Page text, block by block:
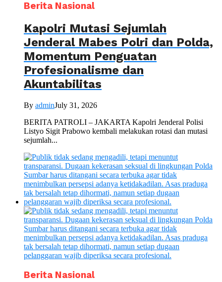
Berita Nasional
Kapolri Mutasi Sejumlah
Jenderal Mabes Polri dan Polda,
Momentum Penguatan
Profesionalisme dan
Akuntabilitas
By adminJuly 31, 2026
BERITA PATROLI – JAKARTA Kapolri Jenderal Polisi
Listyo Sigit Prabowo kembali melakukan rotasi dan mutasi
sejumlah...
Berita Nasional